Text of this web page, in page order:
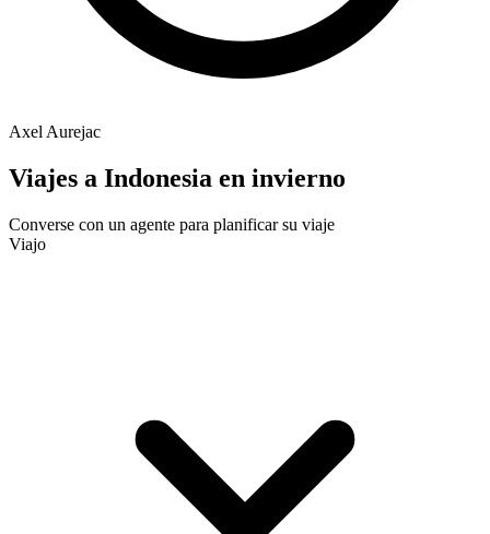
Axel Aurejac
Viajes a Indonesia en invierno
Converse con un agente para planificar su viaje
Viajo